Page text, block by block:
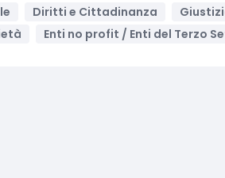
Diritti e Cittadinanza
Enti no profit / Enti del Terzo